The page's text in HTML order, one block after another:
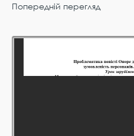
Попередній перегляд